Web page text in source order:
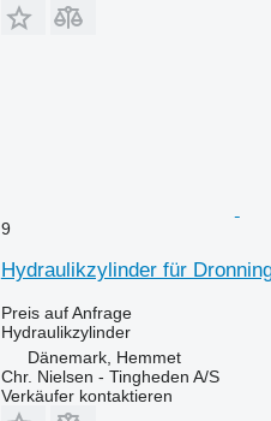
9
Hydraulikzylinder für
Preis auf Anfrage
Hydraulikzylinder
Dänemark, Hemmet
Chr. Nielsen - Tingheden A/S
Verkäufer kontaktieren